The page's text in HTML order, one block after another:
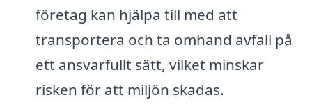
företag kan hjälpa till med att
transportera och ta omhand avfall på
ett ansvarfullt sätt, vilket minskar
risken för att miljön skadas.